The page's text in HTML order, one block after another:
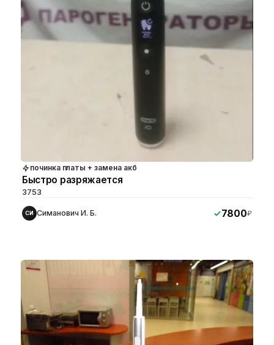
починка платы + замена акб
Быстро разряжается
3753
СИ Симанович И. Б. 7800₽